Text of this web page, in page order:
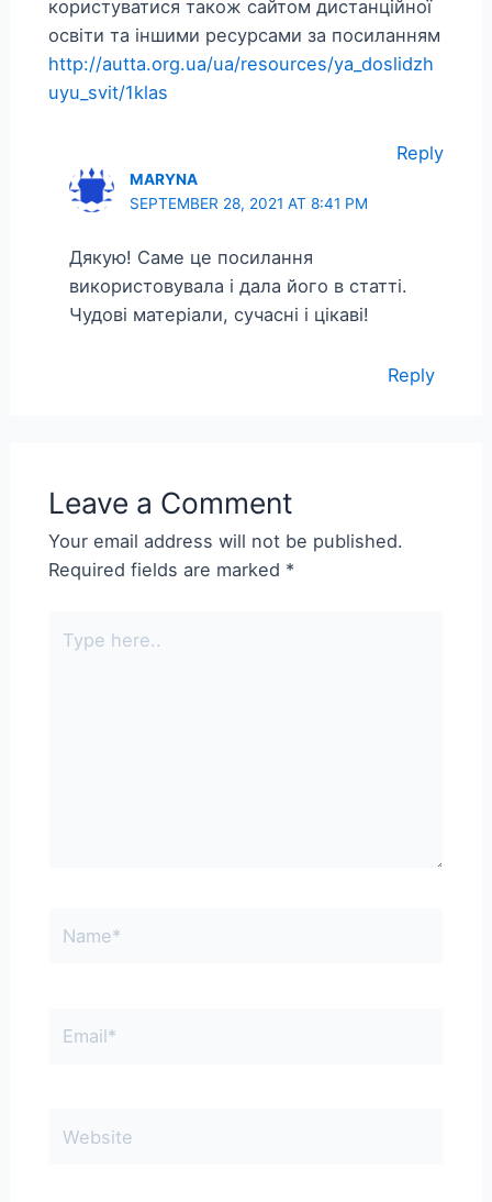
користуватися також сайтом дистанційної
освіти та іншими ресурсами за посиланням
http://autta.org.ua/ua/resources/ya_doslidzh
uyu_svit/1klas
Reply
MARYNA
SEPTEMBER 28, 2021 AT 8:41 PM
Дякую! Саме це посилання
використовувала і дала його в статті.
Чудові матеріали, сучасні і цікаві!
Reply
Leave a Comment
Your email address will not be published.
Required fields are marked *
here..